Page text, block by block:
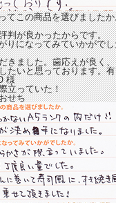
てこの商品を選びました
判が良かったからです。
りになってみていかがで
きました。歯応えが良く
たいと思っております。
様
立っていた！
せち